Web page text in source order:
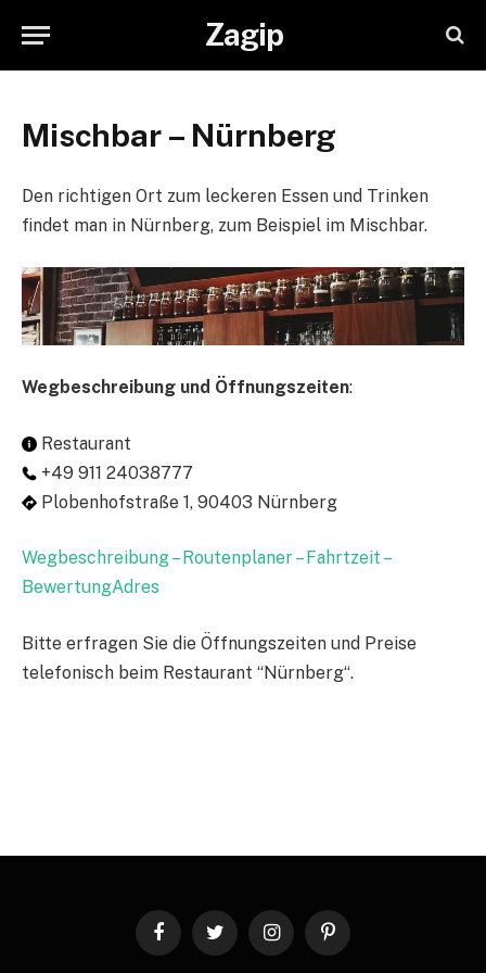
Zagip
Mischbar – Nürnberg
Den richtigen Ort zum leckeren Essen und Trinken
findet man in Nürnberg, zum Beispiel im Mischbar.
Wegbeschreibung und Öffnungszeiten:
Restaurant
+49 911 24038777
Plobenhofstraße 1, 90403 Nürnberg
Wegbeschreibung – Routenplaner – Fahrtzeit –
BewertungAdres
Bitte erfragen Sie die Öffnungszeiten und Preise
telefonisch beim Restaurant “Nürnberg“.
FacebookTwitter InstagramPinterest